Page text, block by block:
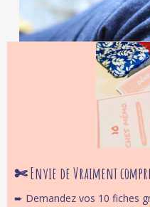
Couture
Jeans en
✄ Envie de Vraiment
➨ Demandez vos 10 fiches